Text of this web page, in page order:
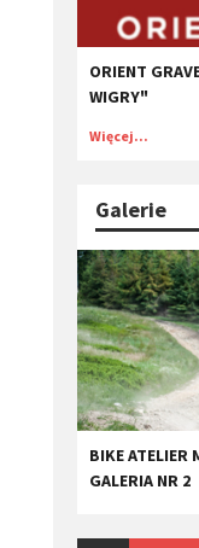
ORIENT
WIGRY"
Więcej...
Galerie
BIKE ATELIER
GALERIA NR 2